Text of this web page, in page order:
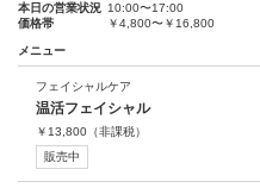
本日の営業状況 10:00〜17:00
価格帯
￥4,800〜￥16,800
メニュー
フェイシャルケア
温活フェイシャル
￥ 13,800 （非課税）
販売中